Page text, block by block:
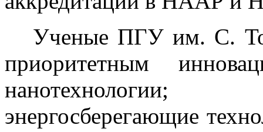
Ученые ПГУ им. С.
приоритетным
нанотехнологии;
энергосберегающие